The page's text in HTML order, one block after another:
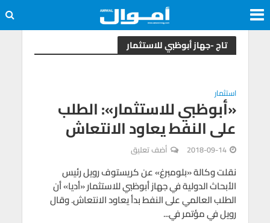
تاج -جهاز أبوظبي للاستثمار
استثمار
«أبوظبي للاستثمار»: الطلب
على النفط يعاود الانتعاش
2018-09-14 أضف تعليق
نقلت وكالة «بلومبرغ» عن كريستوف رويل رئيس
الأبحاث الدولية في جهاز أبوظبي للاستثمار «أديا» أن
الطلب العالمي على النفط بدأ يعاود الانتعاش. وقال
رويل في مؤتمر في...